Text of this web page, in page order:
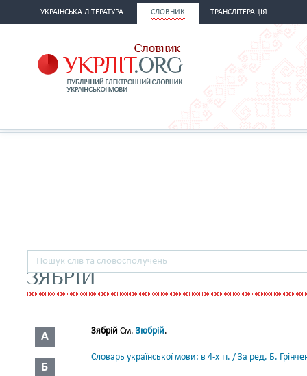
УКРАЇНСЬКА ЛІТЕРАТУРА СЛОВНИК ТРАНСЛІТЕРАЦІЯ
ЗЯБРІЙ
А
Б
Зябрій См. Зюбрій.
Словарь української мови: в 4-х тт. / За ред. Б.